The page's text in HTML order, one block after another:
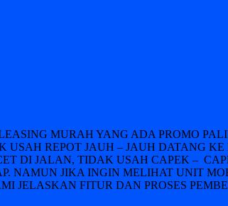
MURAH YANG ADA PROMO
REPOT JAUH – JAUH DATANG
DI JALAN, TIDAK USAH CAPEK –
NAMUN JIKA INGIN MELIHAT UNIT
JELASKAN FITUR DAN PROSES